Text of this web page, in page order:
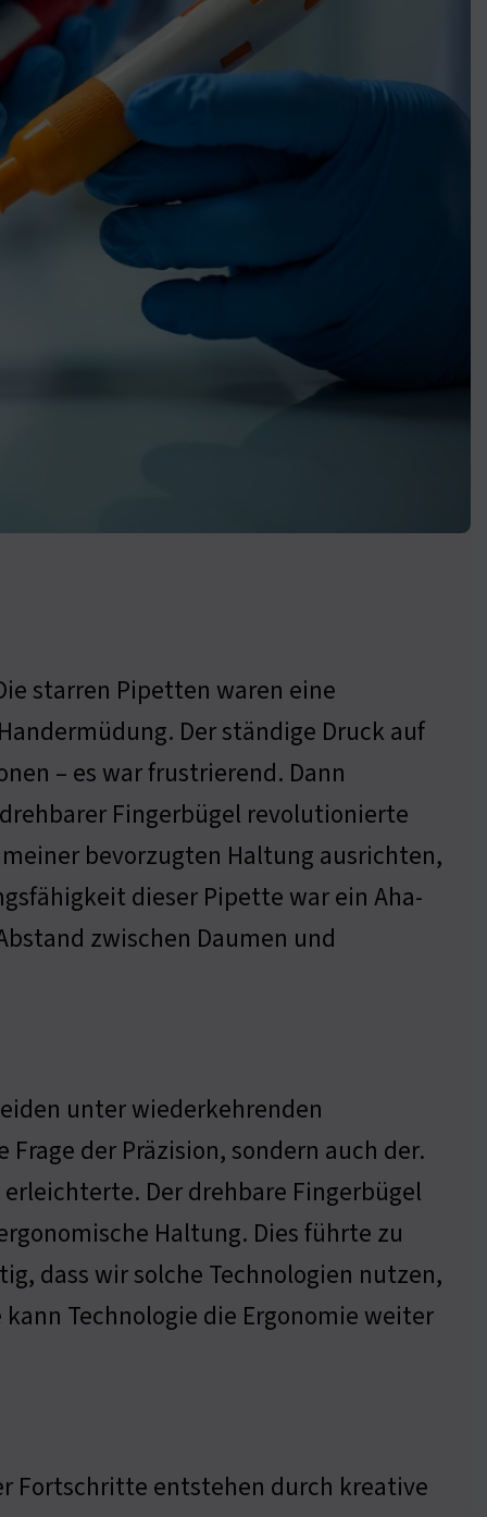
starren Pipetten waren eine
Der ständige Druck auf
– es war frustrierend. Dann
Fingerbügel revolutionierte
bevorzugten Haltung ausrichten,
dieser Pipette war ein Aha-
zwischen Daumen und
unter wiederkehrenden
der Präzision, sondern auch der.
Der drehbare Fingerbügel
Haltung. Dies führte zu
dass wir solche Technologien nutzen,
Technologie die Ergonomie weiter
Fortschritte entstehen durch kreative